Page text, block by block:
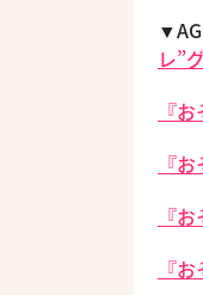
レ”
『
『
『
『